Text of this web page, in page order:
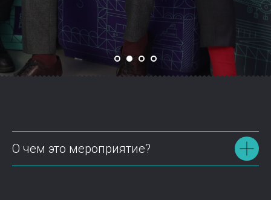
О чем это мероприятие?